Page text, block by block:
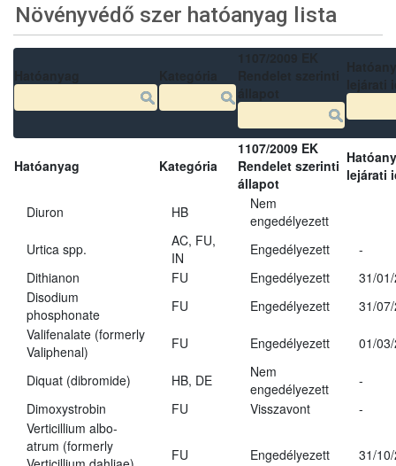
Növényvédő szer hatóanyag lista
Hatóanyag Kategória
1107/2009 EK
Rendelet szerinti
állapot
lejárati
Diuron HB
Nem
engedélyezett
Urtica spp.
AC, FU,
IN
Engedélyezett
-
Dithianon
FU Engedélyezett
31/
Disodium
phosphonate
FU Engedélyezett
31/
Valifenalate (formerly
Valiphenal)
FU Engedélyezett 01/
Diquat (dibromide) HB, DE
Nem
engedélyezett
-
Dimoxystrobin
FU Visszavont
-
Verticillium albo-
atrum (formerly
FU Engedélyezett 31/